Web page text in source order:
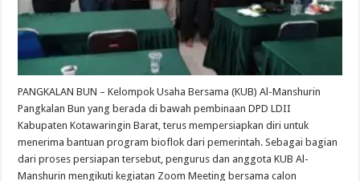
PANGKALAN BUN – Kelompok Usaha Bersama (KUB) Al-Manshurin
Pangkalan Bun yang berada di bawah pembinaan DPD LDII
Kabupaten Kotawaringin Barat, terus mempersiapkan diri untuk
menerima bantuan program bioflok dari pemerintah. Sebagai bagian
dari proses persiapan tersebut, pengurus dan anggota KUB Al-
Manshurin mengikuti kegiatan Zoom Meeting bersama calon